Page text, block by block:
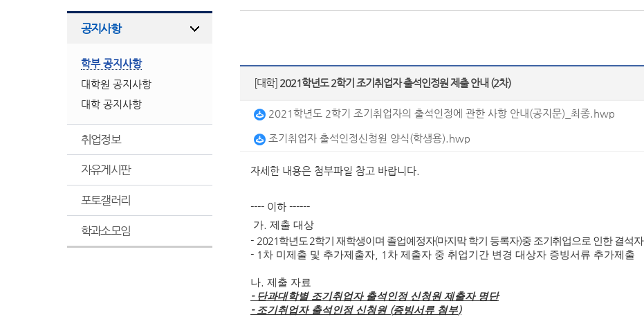
공지사항
학부 공지사항
대학원 공지사항
대학 공지사항
취업정보
자유게시판
포토갤러리
학과소모임
[대학] 2021학년도 2학기 조기취업자 출석인정원 제출 안내 (2차)
2021학년도 2학기 조기취업자의 출석인정에 관한 사항 안내(공지문)_최종.hwp
조기취업자 출석인정신청원 양식(학생용).hwp
자세한 내용은 첨부파일 참고 바랍니다.
---- 이하 ------
가 제출 대상
- 2021학년도 2학기 재학생이며 졸업예정자(마지막 학기 등록자)중 조기취업으로 인한 결석자
- 1 차 미제출 및 추가제출자 , 1 차 제출자 중 취업기간 변경 대상자 증빙서류 추가제출
나 제출 자료
- 단과대학별 조기취업자 출석인정 신청원 제출자 명단
- 조기취업자 출석인정 신청원 (증빙서류 첨부)